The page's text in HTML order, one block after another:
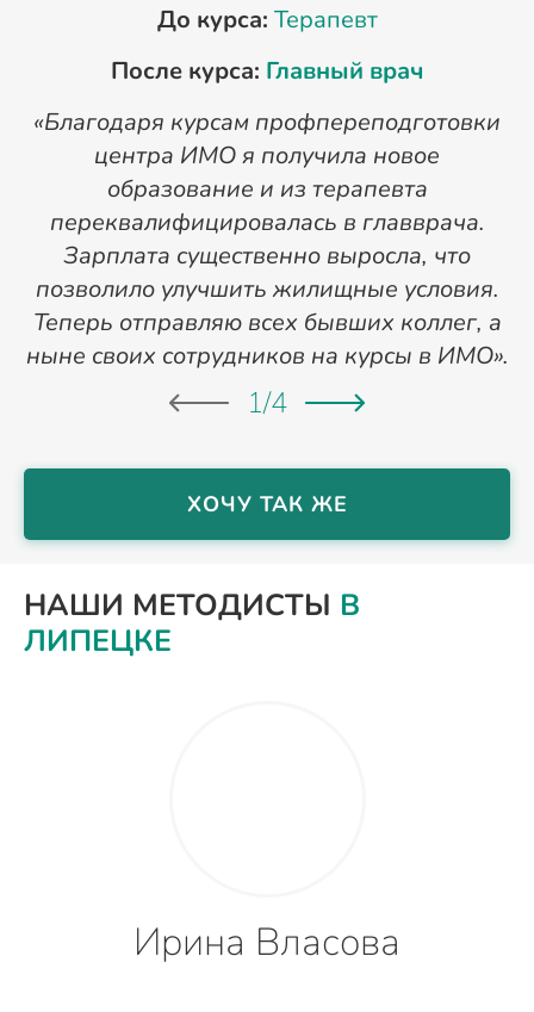
До курса: Терапевт
После курса: Главный врач
«Благодаря курсам профпереподготовки
центра ИМО я получила новое
образование и из терапевта
переквалифицировалась в главврача.
Зарплата существенно выросла, что
позволило улучшить жилищные условия.
Теперь отправляю всех бывших коллег, а
ныне своих сотрудников на курсы в ИМО».
1/4
ХОЧУ ТАК ЖЕ
НАШИ МЕТОДИСТЫ В
ЛИПЕЦКЕ
Ирина Власова